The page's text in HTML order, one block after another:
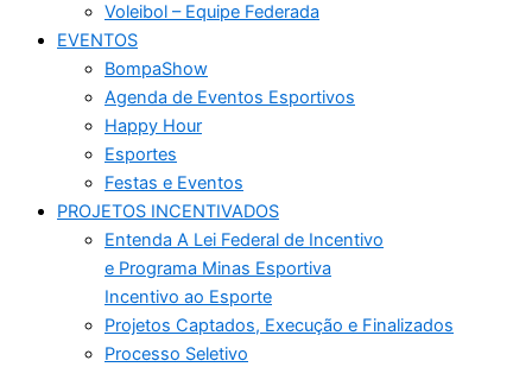
Voleibol – Equipe Federada
EVENTOS
BompaShow
Agenda de Eventos Esportivos
Happy Hour
Esportes
Festas e Eventos
PROJETOS INCENTIVADOS
Entenda A Lei Federal de Incentivo
e Programa Minas Esportiva
Incentivo ao Esporte
Projetos Captados, Execução e Finalizados
Processo Seletivo